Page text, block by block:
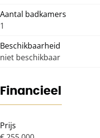
Aantal badkamers
1
Beschikbaarheid
niet beschikbaar
Financieel
Prijs